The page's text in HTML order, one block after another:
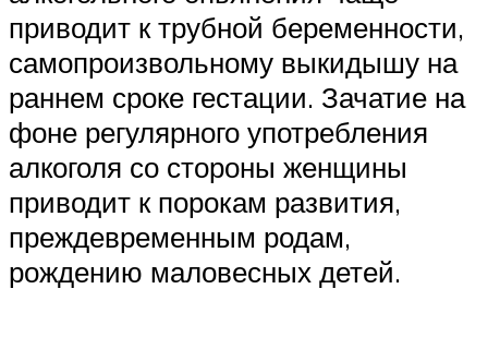
приводит к трубной беременности,
самопроизвольному выкидышу на
раннем сроке гестации. Зачатие на
фоне регулярного употребления
алкоголя со стороны женщины
приводит к порокам развития,
преждевременным родам,
рождению маловесных детей.